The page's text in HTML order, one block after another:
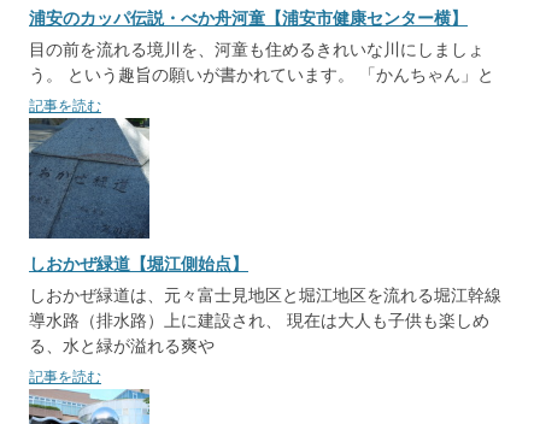
浦安のカッパ伝説・べか舟河童【浦安市健康センター横】
目の前を流れる境川を、河童も住めるきれいな川にしましょ
う。 という趣旨の願いが書かれています。 「かんちゃん」と
記事を読む
しおかぜ緑道【堀江側始点】
しおかぜ緑道は、元々富士見地区と堀江地区を流れる堀江幹線
導水路（排水路）上に建設され、 現在は大人も子供も楽しめ
る、水と緑が溢れる爽や
記事を読む